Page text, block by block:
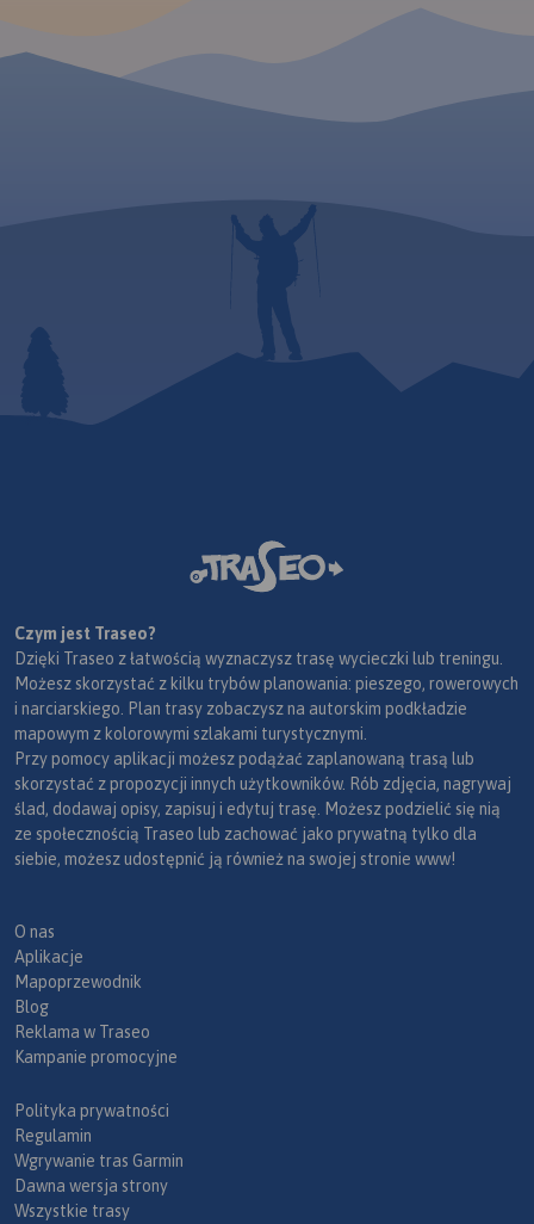
Czym jest Traseo?
Dzięki Traseo z łatwością wyznaczysz trasę wycieczki lub treningu.
Możesz skorzystać z kilku trybów planowania: pieszego, rowerowych
i narciarskiego. Plan trasy zobaczysz na autorskim podkładzie
mapowym z kolorowymi szlakami turystycznymi.
Przy pomocy aplikacji możesz podążać zaplanowaną trasą lub
skorzystać z propozycji innych użytkowników. Rób zdjęcia, nagrywaj
ślad, dodawaj opisy, zapisuj i edytuj trasę. Możesz podzielić się nią
ze społecznością Traseo lub zachować jako prywatną tylko dla
siebie, możesz udostępnić ją również na swojej stronie www!
O nas
Aplikacje
Mapoprzewodnik
Blog
Reklama w Traseo
Kampanie promocyjne
Polityka prywatności
Regulamin
Wgrywanie tras Garmin
Dawna wersja strony
Wszystkie trasy